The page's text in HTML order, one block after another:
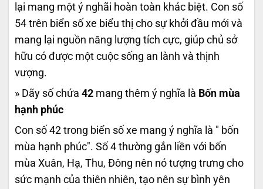
lại mang một ý nghãi hoàn toàn khác biệt. Con số
54 trên biển số xe biểu thị cho sự khởi đầu mới và
mang lại nguồn năng lượng tích cực, giúp chủ sở
hữu có được một cuộc sống an lành và thịnh
vượng.
» Dãy số chứa 42 mang thêm ý nghĩa là Bốn mùa
hạnh phúc
Con số 42 trong biển số xe mang ý nghĩa là " bốn
mùa hạnh phúc". Số 4 thường gắn liền với bốn
mùa Xuân, Hạ, Thu, Đông nên nó tượng trưng cho
sức mạnh của thiên nhiên, tạo nên sự bình yên